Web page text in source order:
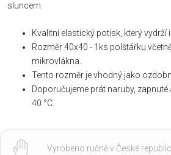
sluncem.
Kvalitní elastický potisk, který vydrží
Rozměr 40x40 - 1ks polštářku
mikrovlákna.
Tento rozměr je vhodný jako
Doporučujeme prát naruby,
40 °C.
Vyrobeno ručně v České